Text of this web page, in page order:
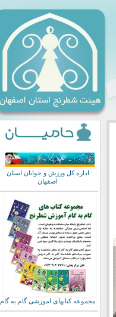
اداره کل ورزش و جوانان استان
اصفهان
مجموعه کتابهای اموزشی گام به گام